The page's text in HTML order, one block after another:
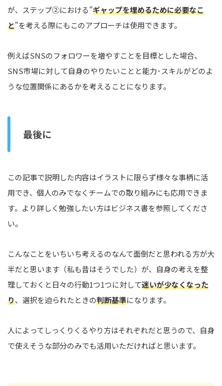
が、ステップ②における"ギャップを埋めるために必要なこ
と"を考える際にもこのアプローチは使用できます。
例えばSNSのフォロワーを増やすことを目標とした場合、
SNS市場に対して自身のやりたいことと能力･スキルがどのよ
うな位置関係にあるかを考えることになります。
最後に
この記事で説明した内容はイラストに限らず様々な事柄に活
用でき、個人のみでなくチームでの取り組みにも応用できま
す。より詳しく勉強したい方はビジネス書を参照してくださ
い。
こんなことをいちいち考えるのなんて面倒だと思われる方が大
半だと思います（私も昔はそうでした）が、自身の考えを整
理しておくと日々の行動1つ1つに対して迷いが少なくなった
り、選択を迫られたときの判断基準になります。
人によってしっくりくるやり方はそれぞれだと思うので、自身
で使えそうな部分のみでも活用いただければと思います。